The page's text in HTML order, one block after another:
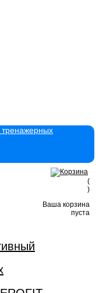
(
)
Ваша корзина
пуста